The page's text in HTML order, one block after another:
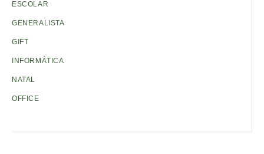
ESCOLAR
GENERALISTA
GIFT
INFORMÁTICA
NATAL
OFFICE